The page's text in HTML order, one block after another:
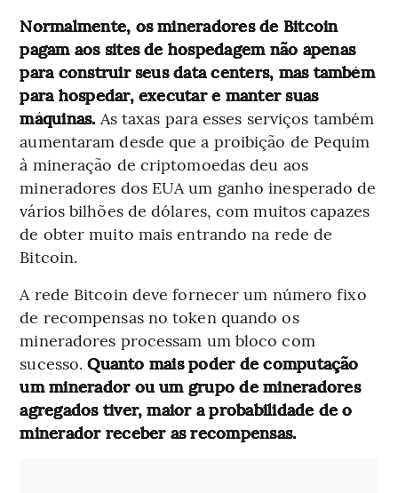
Normalmente, os mineradores de Bitcoin
pagam aos sites de hospedagem não apenas
para construir seus data centers, mas também
para hospedar, executar e manter suas
máquinas. As taxas para esses serviços também
aumentaram desde que a proibição de Pequim
à mineração de criptomoedas deu aos
mineradores dos EUA um ganho inesperado de
vários bilhões de dólares, com muitos capazes
de obter muito mais entrando na rede de
Bitcoin.
A rede Bitcoin deve fornecer um número fixo
de recompensas no token quando os
mineradores processam um bloco com
sucesso.Quanto mais poder de computação
um minerador ou um grupo de mineradores
agregados tiver, maior a probabilidade de o
minerador receber as recompensas.